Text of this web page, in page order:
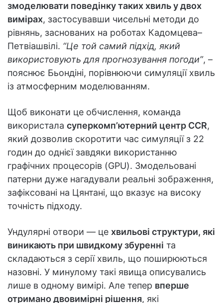
змоделювати поведінку таких хвиль у двох
вимірах, застосувавши чисельні методи до
рівнянь, заснованих на роботах Кадомцева–
Петвіашвілі. “Це той самий підхід, який
використовують для прогнозування погоди”, –
пояснює Бьондіні, порівнюючи симуляції хвиль
із атмосферним моделюванням.
Щоб виконати це обчислення, команда
використала суперкомп’ютерний центр CCR,
який дозволив скоротити час симуляції з 22
годин до однієї завдяки використанню
графічних процесорів (GPU). Змодельовані
патерни дуже нагадували реальні зображення,
зафіксовані на Цянтані, що вказує на високу
точність підходу.
Ундулярні отвори — це хвильові структури, які
виникають при швидкому збуренні та
складаються з серії хвиль, що поширюються
назовні. У минулому такі явища описувались
лише в одному вимірі. Але тепер вперше
отримано двовимірні рішення, які